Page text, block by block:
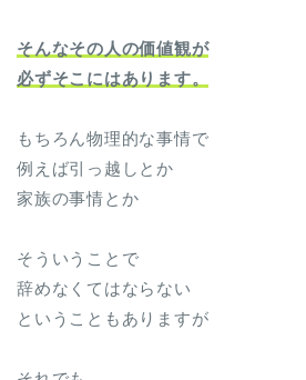
そんなその人の価値観が
必ずそこにはあります。
もちろん物理的な事情で
例えば引っ越しとか
家族の事情とか
そういうことで
辞めなくてはならない
ということもありますが